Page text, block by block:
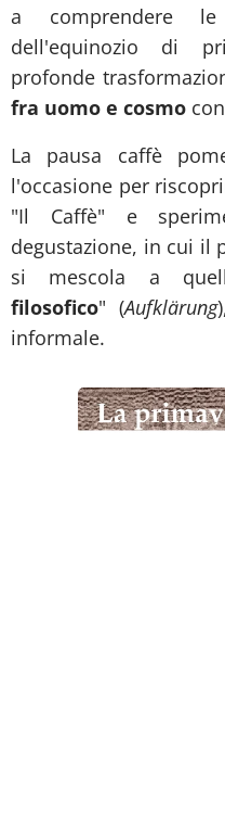
a comprendere
dell'equinozio di
profonde
fra uomo e cosmo
La pausa caffè
l'occasione per
"Il Caffè" e
degustazione, in cui il
si mescola a
filosofico" (Aufklärung
informale.